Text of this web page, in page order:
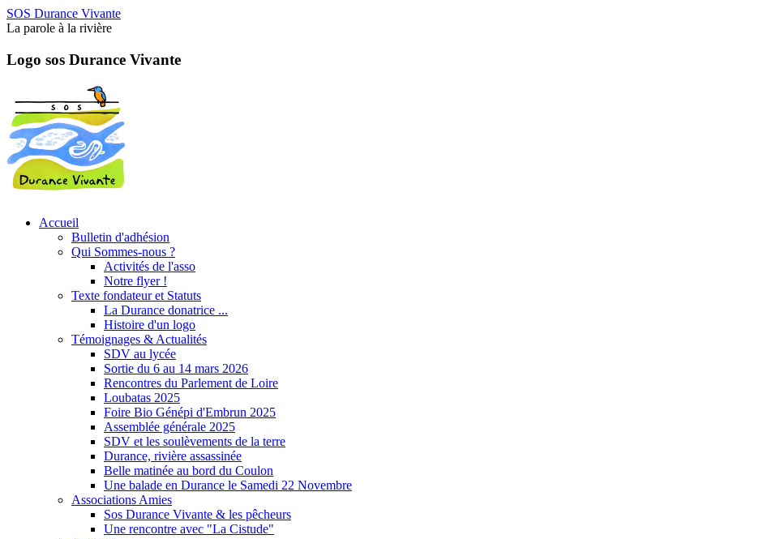
SOS Durance Vivante
La parole à la rivière
Logo sos Durance Vivante
Accueil
Bulletin d'adhésion
Qui Sommes-nous ?
Activités de l'asso
Notre flyer !
Texte fondateur et Statuts
La Durance donatrice ...
Histoire d'un logo
Témoignages & Actualités
SDV au lycée
Sortie du 6 au 14 mars 2026
Rencontres du Parlement de Loire
Loubatas 2025
Foire Bio Génépi d'Embrun 2025
Assemblée générale 2025
SDV et les soulèvements de la terre
Durance, rivière assassinée
Belle matinée au bord du Coulon
Une balade en Durance le Samedi 22 Novembre
Associations Amies
Sos Durance Vivante & les pêcheurs
Une rencontre avec "La Cistude"